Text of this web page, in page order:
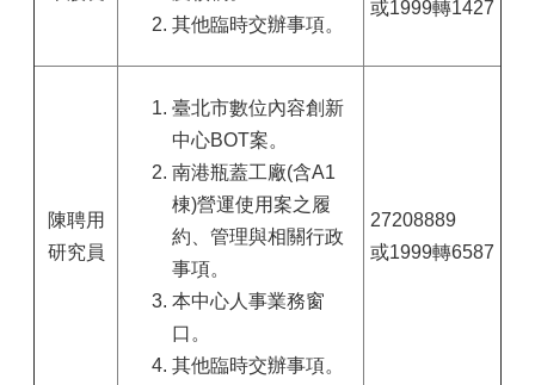
其他臨時交辦事項。
或1999轉1427
陳聘用
研究員
臺北市數位內容創新
中心BOT案。
南港瓶蓋工廠(含A1
棟)營運使用案之履
約、管理與相關行政
事項。
本中心人事業務窗
口。
其他臨時交辦事項。
27208889
或1999轉6587